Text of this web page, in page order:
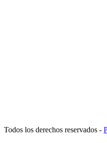
Todos los derechos reservados -